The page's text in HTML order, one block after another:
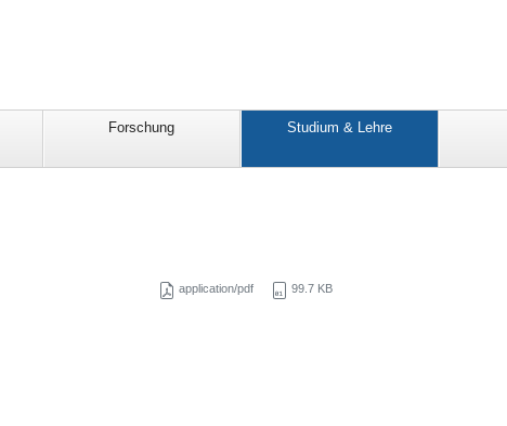
Forschung Studium & Lehre
application/pdf 99.7 KB